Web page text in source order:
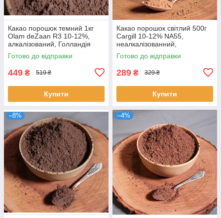
Какао порошок темний 1кг
Olam deZaan R3 10-12%,
алкалізований, Голландія
Готово до відправки
449 ₴ 519 ₴
Купити
Какао порошок світлий 500г
Cargill 10-12% NA55,
неалкалізованний,
Нідерланди
Готово до відправки
289 ₴ 329 ₴
Купити
–8% –4%